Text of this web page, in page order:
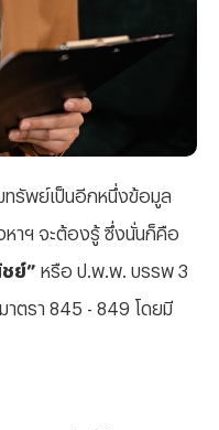
รัพย์เป็นอีกหนึ่งข้อมูล
หาฯ จะต้องรู้ ซึ่งนั่นก็คือ
ย์” หรือ ป.พ.พ. บรรพ 3
ตรา 845 - 849 โดยมี